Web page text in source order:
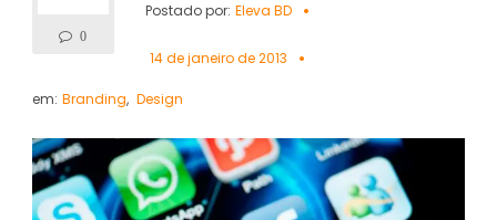
0
Postado por: Eleva BD
14 de janeiro de 2013
em: Branding, Design